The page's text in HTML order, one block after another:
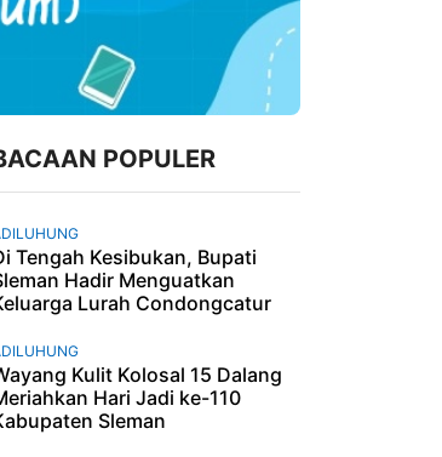
POPULER
Tengah Kesibukan, Bupati
Hadir Menguatkan
Lurah Condongcatur
Kulit Kolosal 15 Dalang
Hari Jadi ke-110
Sleman